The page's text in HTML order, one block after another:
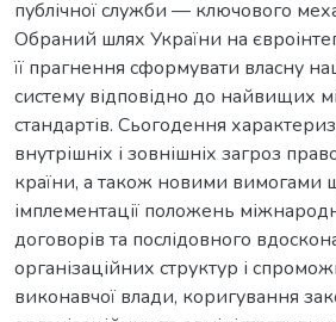
публічної служби — ключового
Обраний шлях України на
її прагнення сформувати власну
систему відповідно до найвищих
стандартів. Сьогодення
внутрішніх і зовнішніх загроз
країни, а також новими вимогами
імплементації положень
договорів та послідовного
організаційних структур і
виконавчої влади, коригування